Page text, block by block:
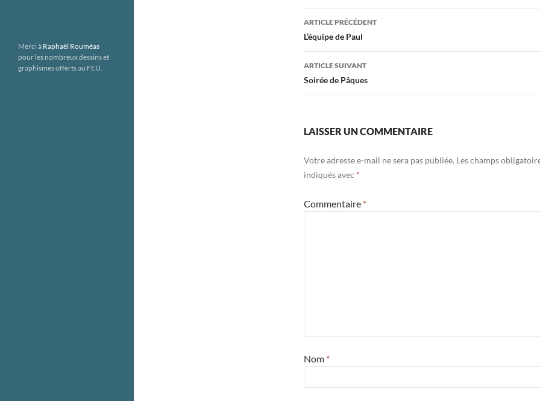
Navigation
des
articles
ARTICLE PRÉCÉDENT
L’équipe de Paul
ARTICLE SUIVANT
Soirée de Pâques
LAISSER UN COMMENTAIRE
Votre adresse e-mail ne sera pas publiée. Les champs
indiqués avec *
Commentaire *
Nom *
Merci à Raphaël Rouméas
pour les nombreux dessins et
graphismes offerts au FEU.